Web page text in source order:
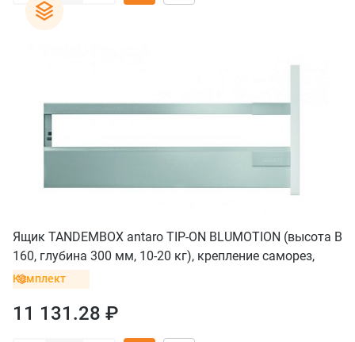
Ящик TANDEMBOX antaro TIP-ON BLUMOTION (высота B
160, глубина 300 мм, 10-20 кг), крепление саморез,
серый
Комплект
11 131.28 ₽